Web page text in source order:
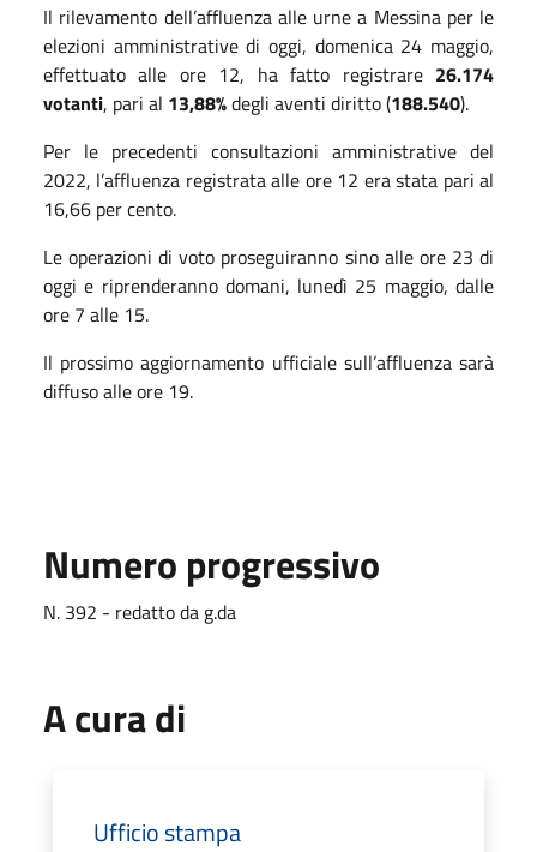
Il rilevamento dell’affluenza alle urne a Messina per le
elezioni amministrative di oggi, domenica 24 maggio,
effettuato alle ore 12, ha fatto registrare 26.174
votanti, pari al 13,88%degli aventi diritto (188.540).
Per le precedenti consultazioni amministrative del
2022, l’affluenza registrata alle ore 12 era stata pari al
16,66 per cento.
Le operazioni di voto proseguiranno sino alle ore 23 di
oggi e riprenderanno domani, lunedì 25 maggio, dalle
ore 7 alle 15.
Il prossimo aggiornamento ufficiale sull’affluenza sarà
diffuso alle ore 19.
Numero progressivo
N. 392 - redatto da g.da
A cura di
Ufficio stampa